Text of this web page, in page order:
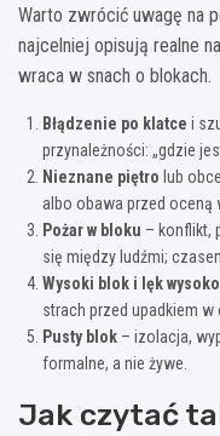
Warto zwrócić uwagę na
najcelniej opisują realne
wraca w snach o blokach.
Błądzenie po klatce i
przynależności: „gdzie
Nieznane piętro lub
albo obawa przed oceną
Pożar w bloku – konflikt,
się między ludźmi;
Wysoki blok i lęk
strach przed upadkiem w
Pusty blok – izolacja,
formalne, a nie żywe.
Jak czytać